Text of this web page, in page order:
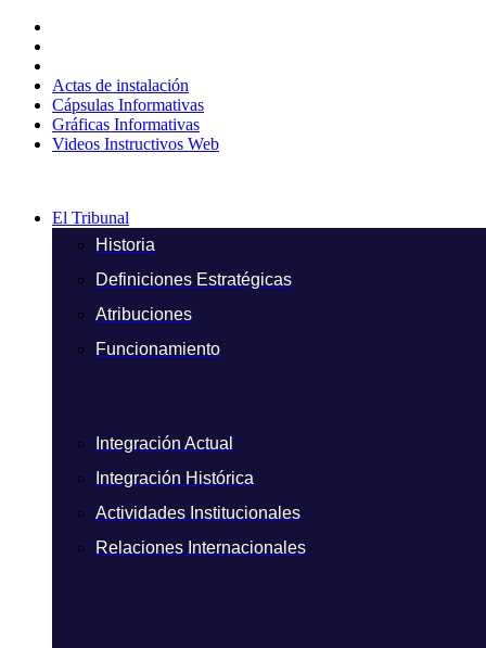
contenido
Actas de instalación
Cápsulas Informativas
Gráficas Informativas
Videos Instructivos Web
El Tribunal
Historia
Definiciones Estratégicas
Atribuciones
Funcionamiento
Integración Actual
Integración Histórica
Actividades Institucionales
Relaciones Internacionales